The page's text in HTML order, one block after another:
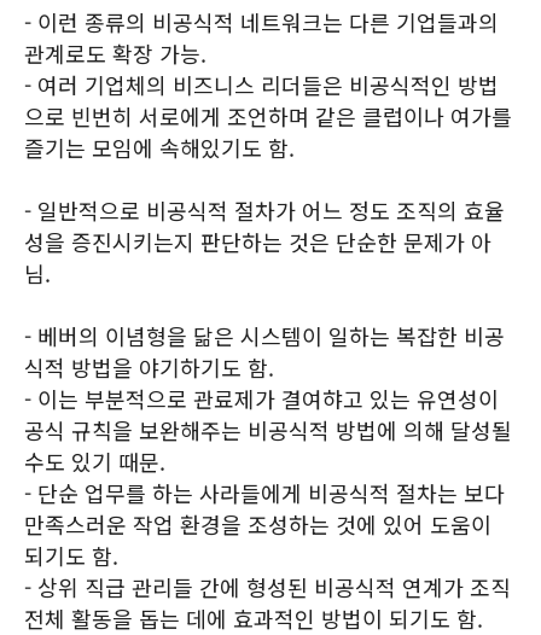
- 이런 종류의 비공식적 네트워크는 다른 기업들과의
관계로도 확장 가능.
- 여러 기업체의 비즈니스 리더들은 비공식적인 방법
으로 빈번히 서로에게 조언하며 같은 클럽이나 여가를
즐기는 모임에 속해있기도 함.
- 일반적으로 비공식적 절차가 어느 정도 조직의 효율
성을 증진시키는지 판단하는 것은 단순한 문제가 아
님.
- 베버의 이념형을 닮은 시스템이 일하는 복잡한 비공
식적 방법을 야기하기도 함.
- 이는 부분적으로 관료제가 결여햐고 있는 유연성이
공식 규칙을 보완해주는 비공식적 방법에 의해 달성될
수도 있기 때문.
- 단순 업무를 하는 사라들에게 비공식적 절차는 보다
만족스러운 작업 환경을 조성하는 것에 있어 도움이
되기도 함.
- 상위 직급 관리들 간에 형성된 비공식적 연계가 조직
전체 활동을 돕는 데에 효과적인 방법이 되기도 함.